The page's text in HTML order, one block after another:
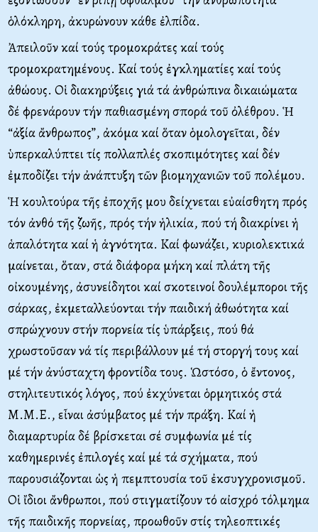
ὁλόκληρη, ἀκυρώνουν κάθε ἐλπίδα.
Ἀπειλοῦν καί τούς τρομοκράτες καί τούς
τρομοκρατημένους. Καί τούς ἐγκληματίες καί τούς
ἀθώους. Οἱ διακηρύξεις γιά τά ἀνθρώπινα δικαιώματα
δέ φρενάρουν τήν παθιασμένη σπορά τοῦ ὀλέθρου. Ἡ
“ἀξία ἄνθρωπος”, ἀκόμα καί ὅταν ὁμολογεῖται, δέν
ὑπερκαλύπτει τίς πολλαπλές σκοπιμότητες καί δέν
ἐμποδίζει τήν ἀνάπτυξη τῶν βιομηχανιῶν τοῦ πολέμου.
Ἡ κουλτούρα τῆς ἐποχῆς μου δείχνεται εὐαίσθητη πρός
τόν ἀνθό τῆς ζωῆς, πρός τήν ἡλικία, πού τή διακρίνει ἡ
ἁπαλότητα καί ἡ ἁγνότητα. Καί φωνάζει, κυριολεκτικά
μαίνεται, ὅταν, στά διάφορα μήκη καί πλάτη τῆς
οἰκουμένης, ἀσυνείδητοι καί σκοτεινοί δουλέμποροι τῆς
σάρκας, ἐκμεταλλεύονται τήν παιδική ἀθωότητα καί
σπρώχνουν στήν πορνεία τίς ὑπάρξεις, πού θά
χρωστοῦσαν νά τίς περιβάλλουν μέ τή στοργή τους καί
μέ τήν ἀνύσταχτη φροντίδα τους. Ὡστόσο, ὁ ἔντονος,
στηλιτευτικός λόγος, πού ἐκχύνεται ὁρμητικός στά
Μ.Μ.Ε., εἶναι ἀσύμβατος μέ τήν πράξη. Καί ἡ
διαμαρτυρία δέ βρίσκεται σέ συμφωνία μέ τίς
καθημερινές ἐπιλογές καί μέ τά σχήματα, πού
παρουσιάζονται ὡς ἡ πεμπτουσία τοῦ ἐκσυγχρονισμοῦ.
Οἱ ἴδιοι ἄνθρωποι, πού στιγματίζουν τό αἰσχρό τόλμημα
τῆς παιδικῆς πορνείας, προωθοῦν στίς τηλεοπτικές